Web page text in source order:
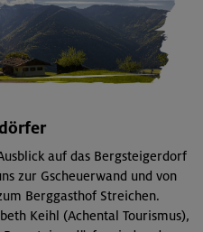
auf das Bergsteigerdorf
zur Gscheuerwand und von
Berggasthof Streichen.
Keihl (Achental Tourismus),